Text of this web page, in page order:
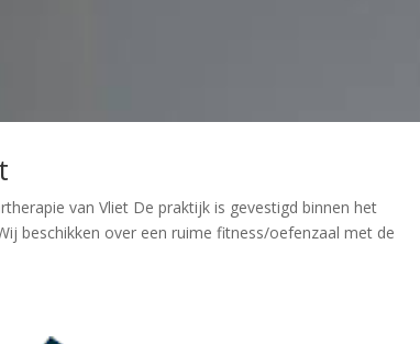
van Vliet De praktijk is gevestigd binnen het
beschikken over een ruime fitness/oefenzaal met de